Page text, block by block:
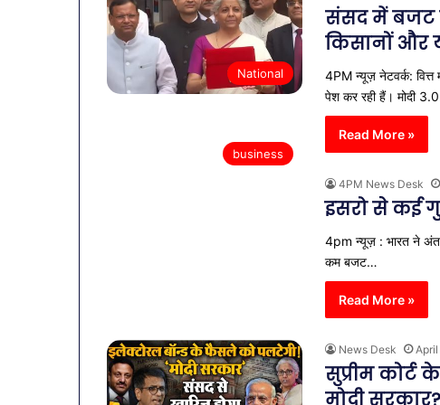
National
संसद में बजट
किसानों और
4PM न्यूज़ नेटवर्क:
पेश कर रही हैं। मोदी
Read More »
business
4PM News Desk
इसरो से कई
4pm न्यूज़ : भारत ने
कम बजट…
Read More »
News Desk April
सुप्रीम
मोदी